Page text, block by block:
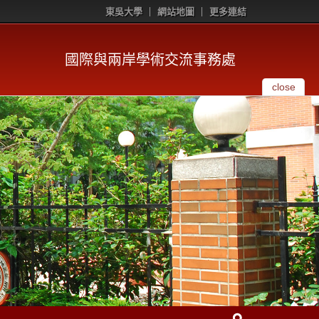
東吳大學 網站地圖 更多連結
國際與兩岸學術交流事務處
close